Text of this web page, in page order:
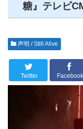
糖』テレビ
声明 / Still Alive
Twitter Facebook